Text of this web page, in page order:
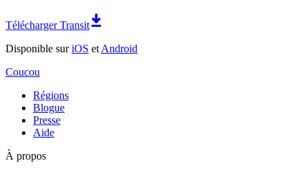
Télécharger Transit
Disponible suriOS et Android
Coucou
Régions
Blogue
Presse
Aide
À propos